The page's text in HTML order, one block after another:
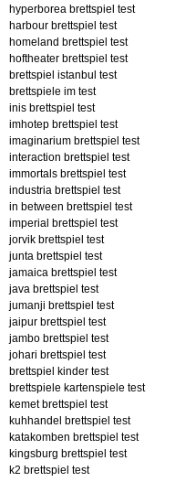
hyperborea brettspiel test
harbour brettspiel test
homeland brettspiel test
hoftheater brettspiel test
brettspiel istanbul test
brettspiele im test
inis brettspiel test
imhotep brettspiel test
imaginarium brettspiel test
interaction brettspiel test
immortals brettspiel test
industria brettspiel test
in between brettspiel test
imperial brettspiel test
jorvik brettspiel test
junta brettspiel test
jamaica brettspiel test
java brettspiel test
jumanji brettspiel test
jaipur brettspiel test
jambo brettspiel test
johari brettspiel test
brettspiel kinder test
brettspiele kartenspiele test
kemet brettspiel test
kuhhandel brettspiel test
katakomben brettspiel test
kingsburg brettspiel test
k2 brettspiel test